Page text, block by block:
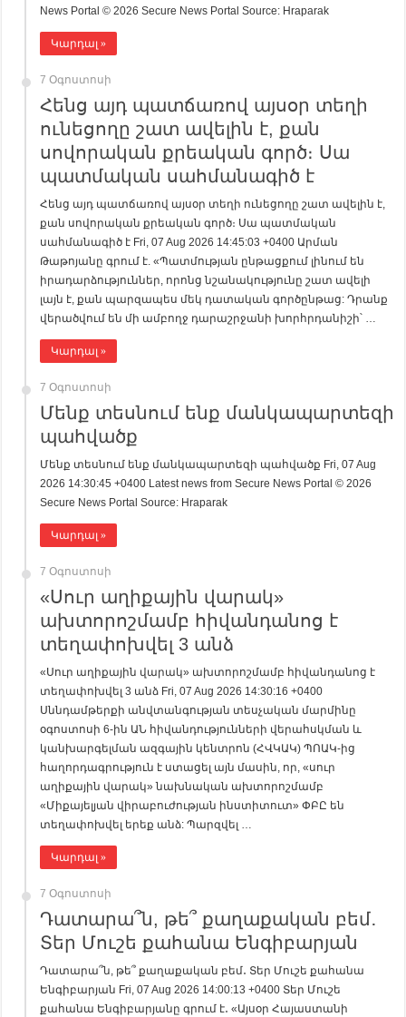
News Portal © 2026 Secure News Portal Source: Hraparak
Կարդալ »
7 Օգոստոսի
Հենց այդ պատճառով այսօր տեղի
ունեցողը շատ ավելին է, քան
սովորական քրեական գործ։ Սա
պատմական սահմանագիծ է
Հենց այդ պատճառով այսօր տեղի ունեցողը շատ ավելին է,
քան սովորական քրեական գործ։ Սա պատմական
սահմանագիծ է Fri, 07 Aug 2026 14:45:03 +0400 Արման
Թաթոյանը գրում է. «Պատմության ընթացքում լինում են
իրադարձություններ, որոնց նշանակությունը շատ ավելի
լայն է, քան պարզապես մեկ դատական գործընթաց: Դրանք
վերածվում են մի ամբողջ դարաշրջանի խորհրդանիշի՝ …
Կարդալ »
7 Օգոստոսի
Մենք տեսնում ենք մանկապարտեզի
պահվածք
Մենք տեսնում ենք մանկապարտեզի պահվածք Fri, 07 Aug
2026 14:30:45 +0400 Latest news from Secure News Portal © 2026
Secure News Portal Source: Hraparak
Կարդալ »
7 Օգոստոսի
«Սուր աղիքային վարակ»
ախտորոշմամբ հիվանդանոց է
տեղափոխվել 3 անձ
«Սուր աղիքային վարակ» ախտորոշմամբ հիվանդանոց է
տեղափոխվել 3 անձ Fri, 07 Aug 2026 14:30:16 +0400
Սննդամթերքի անվտանգության տեսչական մարմինը
օգոստոսի 6-ին ԱՆ հիվանդությունների վերահսկման և
կանխարգելման ազգային կենտրոն (ՀՎԿԱԿ) ՊՈԱԿ-ից
հաղորդագրություն է ստացել այն մասին, որ, «սուր
աղիքային վարակ» նախնական ախտորոշմամբ
«Միքայելյան վիրաբուժության ինստիտուտ» ՓԲԸ են
տեղափոխվել երեք անձ: Պարզվել …
Կարդալ »
7 Օգոստոսի
Դատարա՞ն, թե՞ քաղաքական բեմ․
Տեր Մուշե քահանա Ենգիբարյան
Դատարա՞ն, թե՞ քաղաքական բեմ․ Տեր Մուշե քահանա
Ենգիբարյան Fri, 07 Aug 2026 14:00:13 +0400 Տեր Մուշե
քահանա Ենգիբարյանը գրում է․ «Այսօր Հայաստանի